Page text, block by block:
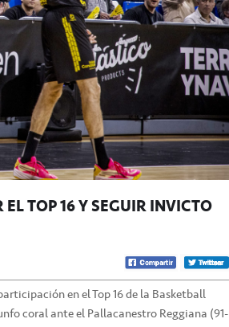
TOP 16 Y SEGUIR INVICTO
en el Top 16 de la Basketball
coral ante el Pallacanestro Reggiana (91-